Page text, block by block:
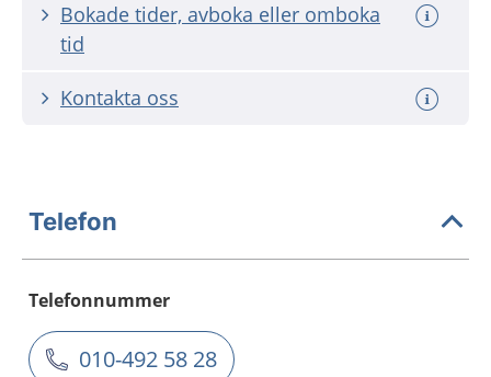
Bokade tider, avboka eller omboka
tid
Kontakta oss
Telefon
Telefonnummer
010-492 58 28